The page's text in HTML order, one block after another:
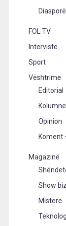
Diasporë
FOL TV
Intervistë
Sport
Vështrime
Editorial
Kolumne
Opinion
Koment
Magazinë
Show biz
Mistere